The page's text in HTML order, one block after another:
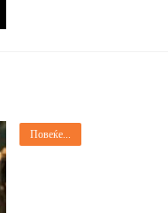
Повеќе...